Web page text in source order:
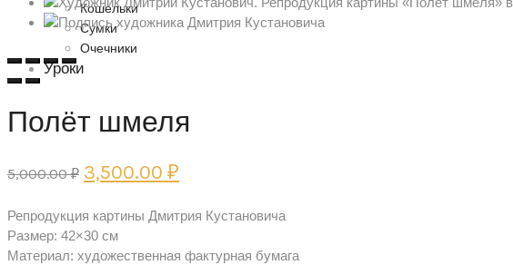
Кошельки
Сумки
Очечники
Уроки
Полёт шмеля
5,000.00 ₽ Первоначальная
составляла
5,000.00 ₽.
3,500.00 ₽
3,500.00 ₽.
Репродукция картины Дмитрия Кустановича
Размер: 42×30 см
Материал: художественная фактурная бумага